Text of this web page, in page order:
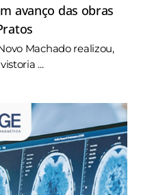
avanço das obras
Machado realizou,
...